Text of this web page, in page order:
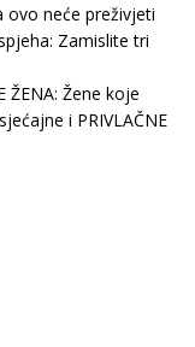
ovo neće preživjeti
Zamislite tri
ŽENA: Žene koje
i PRIVLAČNE